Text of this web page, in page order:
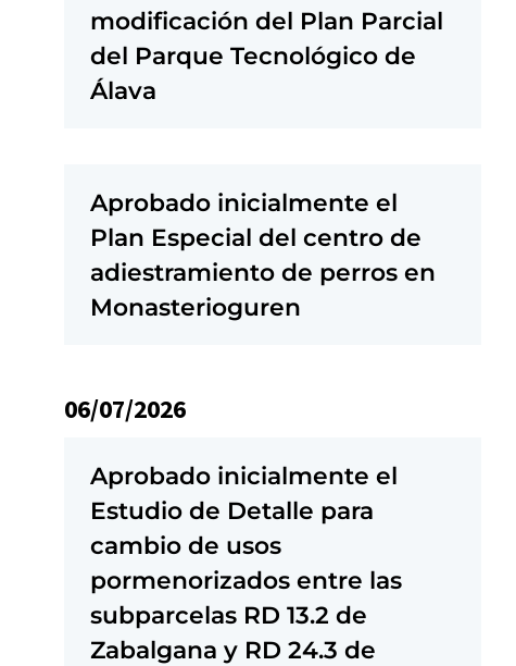
modificación del Plan Parcial
del Parque Tecnológico de
Álava
Aprobado inicialmente el
Plan Especial del centro de
adiestramiento de perros en
Monasterioguren
06/07/2026
Aprobado inicialmente el
Estudio de Detalle para
cambio de usos
pormenorizados entre las
subparcelas RD 13.2 de
Zabalgana y RD 24.3 de